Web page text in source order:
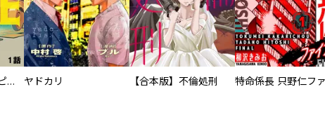
逃亡者～アスクレピオスの杖～ ヤドカリ 【合本版】不倫処刑